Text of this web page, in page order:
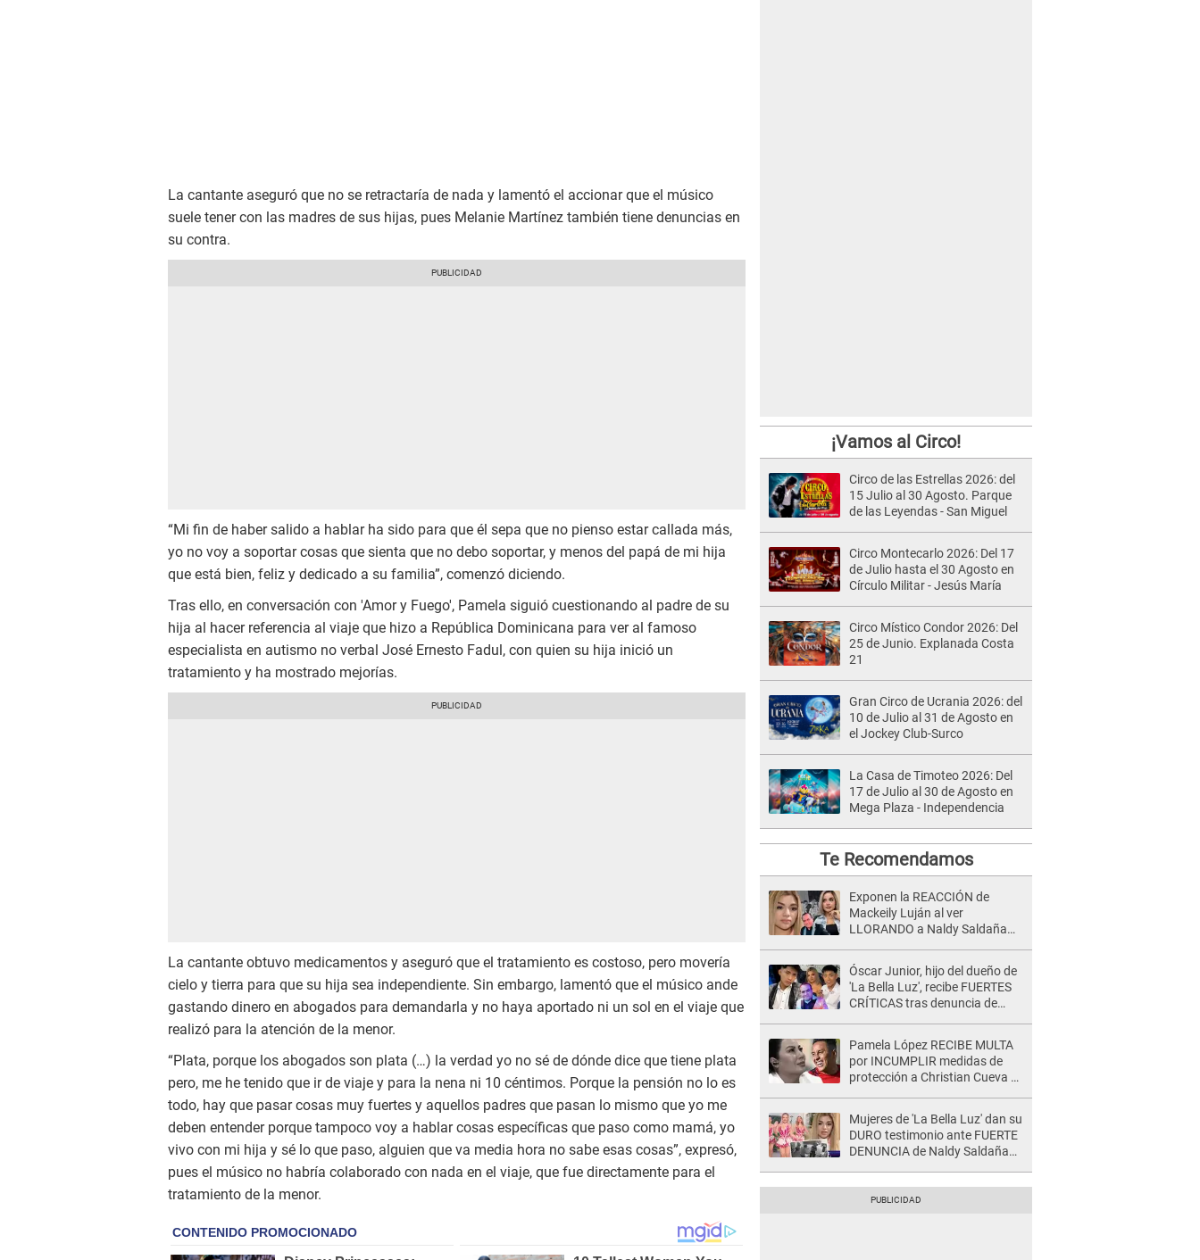
La cantante aseguró que no se retractaría de nada y lamentó el accionar que el músico
suele tener con las madres de sus hijas, pues Melanie Martínez también tiene denuncias en
su contra.
“Mi fin de haber salido a hablar ha sido para que él sepa que no pienso estar callada más,
yo no voy a soportar cosas que sienta que no debo soportar, y menos del papá de mi hija
que está bien, feliz y dedicado a su familia”, comenzó diciendo.
Tras ello, en conversación con 'Amor y Fuego', Pamela siguió cuestionando al padre de su
hija al hacer referencia al viaje que hizo a República Dominicana para ver al famoso
especialista en autismo no verbal José Ernesto Fadul, con quien su hija inició un
tratamiento y ha mostrado mejorías.
La cantante obtuvo medicamentos y aseguró que el tratamiento es costoso, pero movería
cielo y tierra para que su hija sea independiente. Sin embargo, lamentó que el músico ande
gastando dinero en abogados para demandarla y no haya aportado ni un sol en el viaje que
realizó para la atención de la menor.
“Plata, porque los abogados son plata (…) la verdad yo no sé de dónde dice que tiene plata
pero, me he tenido que ir de viaje y para la nena ni 10 céntimos. Porque la pensión no lo es
todo, hay que pasar cosas muy fuertes y aquellos padres que pasan lo mismo que yo me
deben entender porque tampoco voy a hablar cosas específicas que paso como mamá, yo
vivo con mi hija y sé lo que paso, alguien que va media hora no sabe esas cosas”, expresó,
pues el músico no habría colaborado con nada en el viaje, que fue directamente para el
tratamiento de la menor.
¡Vamos al Circo!
Circo de las Estrellas 2026: del
15 Julio al 30 Agosto. Parque
de las Leyendas - San Miguel
Circo Montecarlo 2026: Del 17
de Julio hasta el 30 Agosto en
Círculo Militar - Jesús María
Circo Místico Condor 2026: Del
25 de Junio. Explanada Costa
21
Gran Circo de Ucrania 2026: del
10 de Julio al 31 de Agosto en
el Jockey Club-Surco
La Casa de Timoteo 2026: Del
17 de Julio al 30 de Agosto en
Mega Plaza - Independencia
Te Recomendamos
Exponen la REACCIÓN de
Mackeily Luján al ver
LLORANDO a Naldy Saldaña
'La Bella Luz': Esto hizo
Óscar Junior, hijo del dueño de
'La Bella Luz', recibe FUERTES
CRÍTICAS tras denuncia de
Pamela López RECIBE MULTA
por INCUMPLIR medidas de
protección a Christian Cueva y
Mujeres de 'La Bella Luz' dan su
DURO testimonio ante FUERTE
DENUNCIA de Naldy Saldaña